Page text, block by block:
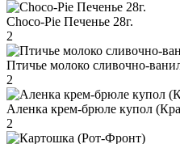
Choco-Pie Печенье 28г.
2
Птичье молоко сливочно-
2
Аленка крем-брюле купол
2